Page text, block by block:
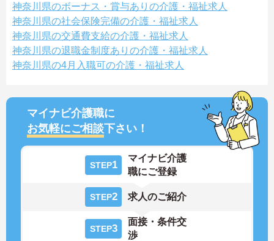
神奈川県のボーナス・賞与ありの介護・福祉求人
神奈川県の社会保険完備の介護・福祉求人
神奈川県の交通費支給の介護・福祉求人
神奈川県の退職金制度ありの介護・福祉求人
神奈川県の4月入職可の介護・福祉求人
マイナビ介護職に
お気軽にご相談下さい！
STEP1
マイナビ介護
職にご登録
STEP2 求人のご紹介
STEP3
面接・条件交
渉